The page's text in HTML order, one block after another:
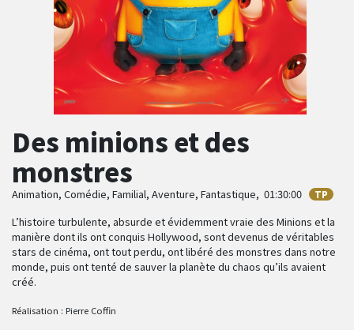
Des minions et des
monstres
Animation, Comédie, Familial, Aventure, Fantastique, 01:30:00 TP
L’histoire turbulente, absurde et évidemment vraie des Minions et la
manière dont ils ont conquis Hollywood, sont devenus de véritables
stars de cinéma, ont tout perdu, ont libéré des monstres dans notre
monde, puis ont tenté de sauver la planète du chaos qu’ils avaient
créé.
Réalisation : Pierre Coffin